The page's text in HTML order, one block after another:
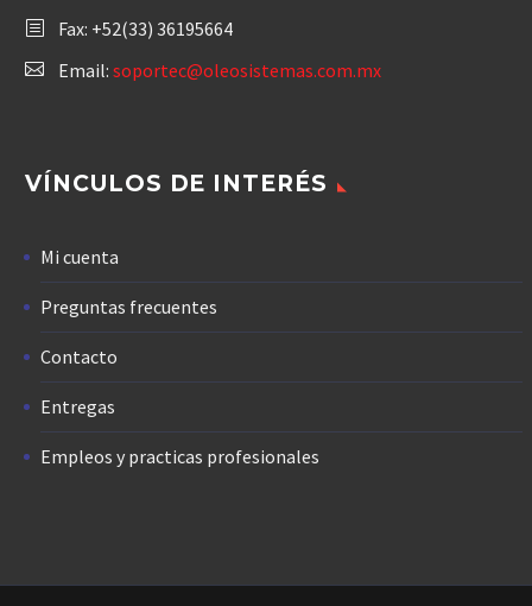
Fax: +52(33) 36195664
Email: soportec@oleosistemas.com.mx
VÍNCULOS DE INTERÉS
Mi cuenta
Preguntas frecuentes
Contacto
Entregas
Empleos y practicas profesionales